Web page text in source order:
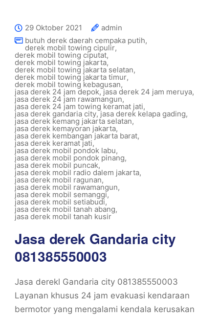
29 Oktober 2021
admin
butuh derek daerah cempaka putih,
derek mobil towing cipulir,
derek mobil towing ciputat,
derek mobil towing jakarta,
derek mobil towing jakarta selatan,
derek mobil towing jakarta timur,
derek mobil towing kebagusan,
jasa derek 24 jam depok,jasa derek 24 jam meruya,
jasa derek 24 jam rawamangun,
jasa derek 24 jam towing keramat jati,
jasa derek gandaria city,jasa derek kelapa gading,
jasa derek kemang jakarta selatan,
jasa derek kemayoran jakarta,
jasa derek kembangan jakarta barat,
jasa derek keramat jati,
jasa derek mobil pondok labu,
jasa derek mobil pondok pinang,
jasa derek mobil puncak,
jasa derek mobil radio dalem jakarta,
jasa derek mobil ragunan,
jasa derek mobil rawamangun,
jasa derek mobil semanggi,
jasa derek mobil setiabudi,
jasa derek mobil tanah abang,
jasa derek mobil tanah kusir
Jasa derek Gandaria city
081385550003
Jasa derekl Gandaria city 081385550003
Layanan khusus 24 jam evakuasi kendaraan
bermotor yang mengalami kendala kerusakan